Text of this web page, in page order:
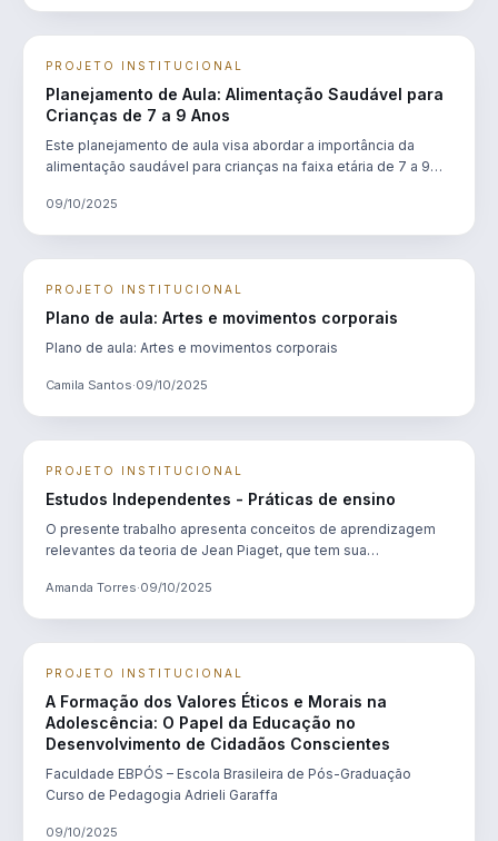
PROJETO INSTITUCIONAL
Planejamento de Aula: Alimentação Saudável para
Crianças de 7 a 9 Anos
Este planejamento de aula visa abordar a importância da
alimentação saudável para crianças na faixa etária de 7 a 9
promover a participação e o engajamento dos alunos. O
09/10/2025
PROJETO INSTITUCIONAL
Plano de aula: Artes e movimentos corporais
Plano de aula: Artes e movimentos corporais
Camila Santos·09/10/2025
PROJETO INSTITUCIONAL
Estudos Independentes - Práticas de ensino
O presente trabalho apresenta conceitos de aprendizagem
relevantes da teoria de Jean Piaget, que tem sua
relações com o ambiente físico e social.
Amanda Torres·09/10/2025
PROJETO INSTITUCIONAL
A Formação dos Valores Éticos e Morais na
Adolescência: O Papel da Educação no
Desenvolvimento de Cidadãos Conscientes
Faculdade EBPÓS – Escola Brasileira de Pós-Graduação
Curso de Pedagogia Adrieli Garaffa
09/10/2025